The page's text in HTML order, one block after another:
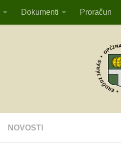
Dokumenti Proračun
NOVOSTI